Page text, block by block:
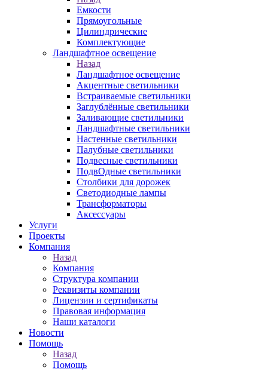
Емкости
Прямоугольные
Цилиндрические
Комплектующие
Ландшафтное освещение
Назад
Ландшафтное освещение
Акцентные светильники
Встраиваемые светильники
Заглублённые светильники
Заливающие светильники
Ландшафтные светильники
Настенные светильники
Палубные светильники
Подвесные светильники
ПодвОдные светильники
Столбики для дорожек
Светодиодные лампы
Трансформаторы
Аксессуары
Услуги
Проекты
Компания
Назад
Компания
Структура компании
Реквизиты компании
Лицензии и сертификаты
Правовая информация
Наши каталоги
Новости
Помощь
Назад
Помощь